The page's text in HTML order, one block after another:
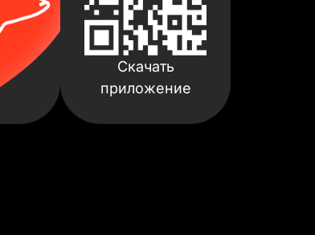
Скачать
приложение